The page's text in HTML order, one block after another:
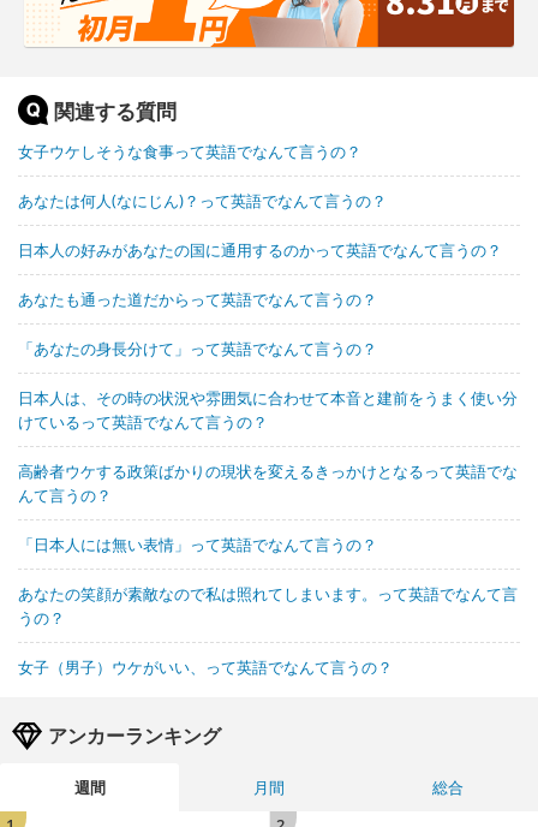
関連する質問
女子ウケしそうな食事って英語でなんて言うの？
あなたは何人(なにじん)？って英語でなんて言うの？
日本人の好みがあなたの国に通用するのかって英語でなんて言うの？
あなたも通った道だからって英語でなんて言うの？
「あなたの身長分けて」って英語でなんて言うの？
日本人は、その時の状況や雰囲気に合わせて本音と建前をうまく使い分
けているって英語でなんて言うの？
高齢者ウケする政策ばかりの現状を変えるきっかけとなるって英語でな
んて言うの？
「日本人には無い表情」って英語でなんて言うの？
あなたの笑顔が素敵なので私は照れてしまいます。って英語でなんて言
うの？
女子（男子）ウケがいい、って英語でなんて言うの？
アンカーランキング
週間 月間
総合